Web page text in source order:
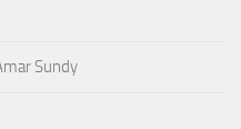
Sundy